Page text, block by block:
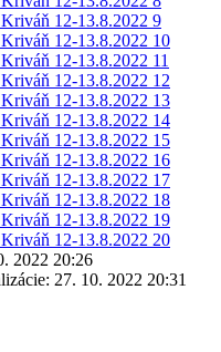
2022 20:26
27. 10. 2022 20:31